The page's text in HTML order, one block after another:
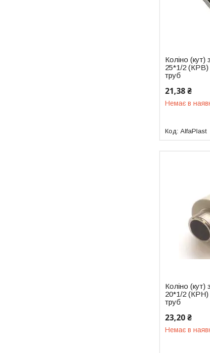
Коліно (кут)
25*1/2 (КРВ)
труб
21,38 ₴
Немає в
AlfaPlast
Коліно (кут)
20*1/2 (КРН)
труб
23,20 ₴
Немає в